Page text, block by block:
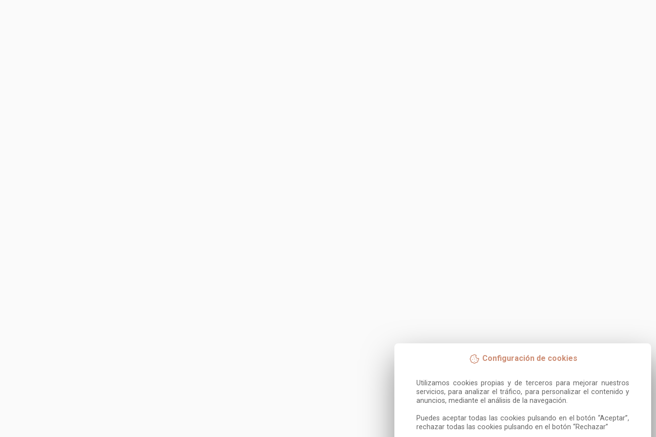
Configuración de cookies
Utilizamos cookies propias y de terceros para mejorar nuestros
servicios, para analizar el tráfico, para personalizar el contenido y
anuncios, mediante el análisis de la navegación.
Puedes aceptar todas las cookies pulsando en el botón “Aceptar”,
rechazar todas las cookies pulsando en el botón “Rechazar”